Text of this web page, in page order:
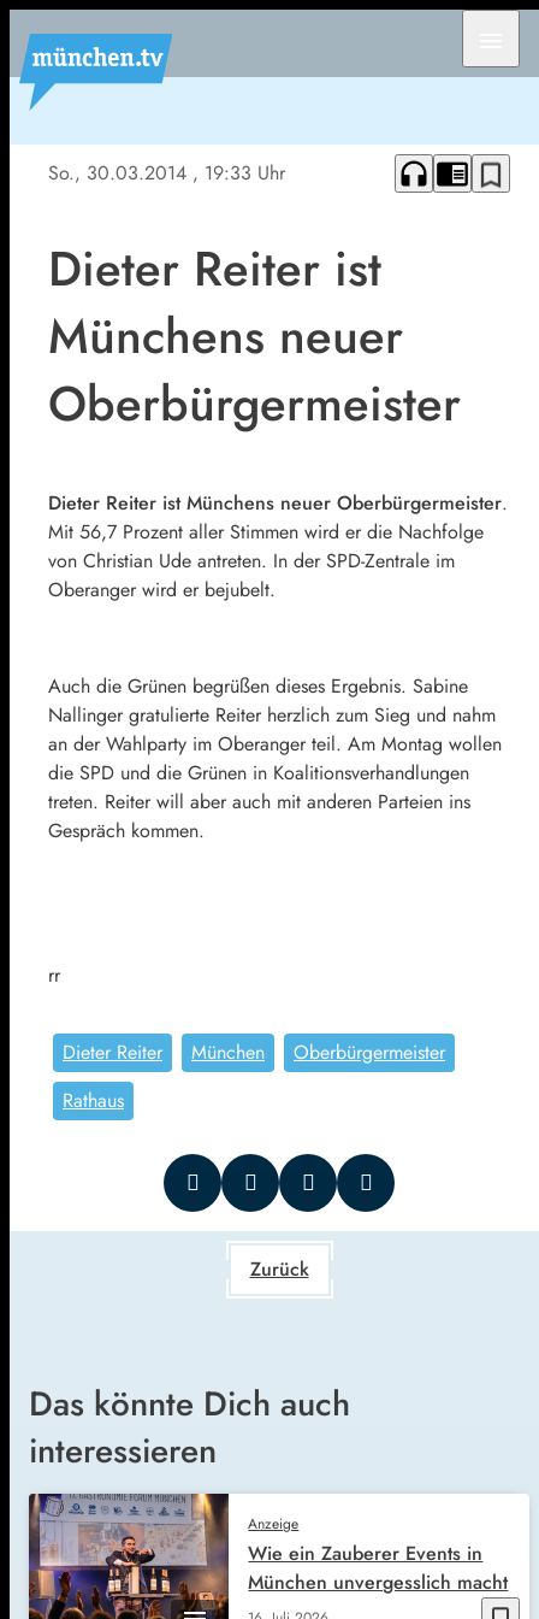
So., 30.03.2014 , 19:33 Uhr headphones chrome_reader_mode bookmark_border
Dieter Reiter ist
Münchens neuer
Oberbürgermeister
Dieter Reiter ist Münchens neuer Oberbürgermeister.
Mit 56,7 Prozent aller Stimmen wird er die Nachfolge
von Christian Ude antreten. In der SPD-Zentrale im
Oberanger wird er bejubelt.
Auch die Grünen begrüßen dieses Ergebnis. Sabine
Nallinger gratulierte Reiter herzlich zum Sieg und nahm
an der Wahlparty im Oberanger teil. Am Montag wollen
die SPD und die Grünen in Koalitionsverhandlungen
treten. Reiter will aber auch mit anderen Parteien ins
Gespräch kommen.
rr
Dieter Reiter München
Oberbürgermeister
Rathaus
Zurück
Das könnte Dich auch
interessieren
Anzeige
Wie ein Zauberer Events in
München unvergesslich macht